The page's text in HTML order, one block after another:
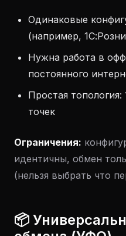
Одинаковые
(например,
Нужна работа в
постоянного
Простая
точек
Ограничения:
идентичны, обмен
(нельзя выбрать что
📦